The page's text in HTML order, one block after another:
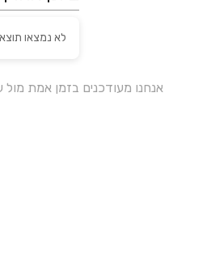
אנחנו מעודכנים בזמן אמת
לא נמצאו